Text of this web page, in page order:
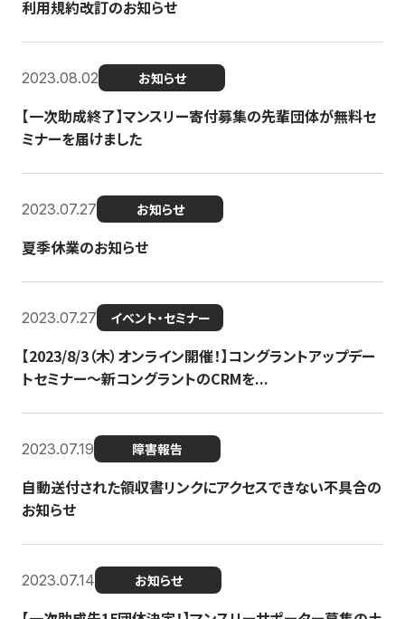
利用規約改訂のお知らせ
2023.08.02 お知らせ
【一次助成終了】マンスリー寄付募集の先輩団体が無料セ
ミナーを届けました
2023.07.27 お知らせ
夏季休業のお知らせ
2023.07.27 イベント・セミナー
【2023/8/3（木）オンライン開催！】コングラントアップデー
トセミナー〜新コングラントのCRMを...
2023.07.19 障害報告
自動送付された領収書リンクにアクセスできない不具合の
お知らせ
2023.07.14 お知らせ